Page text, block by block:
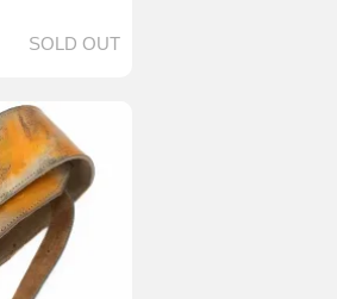
SOLD OUT